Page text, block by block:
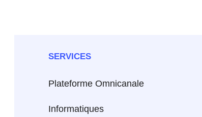
SERVICES
Plateforme Omnicanale
Informatiques